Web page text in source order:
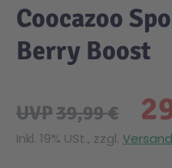
Coocazoo
Berry Boost
UVP39,99 €
Inkl. 19% USt., zzgl.